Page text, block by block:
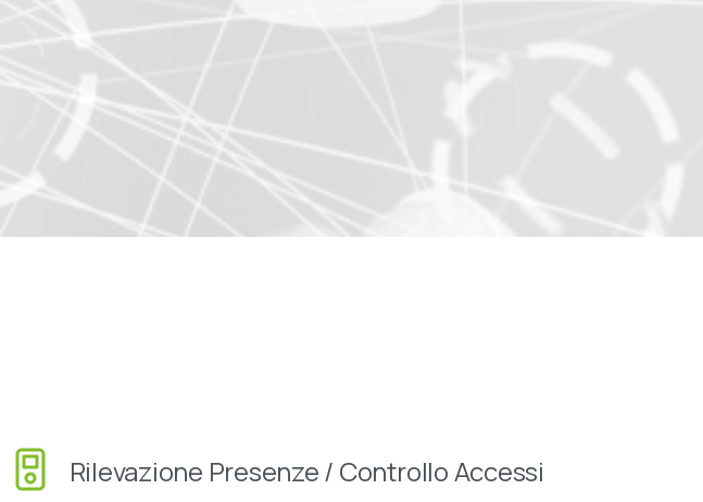
Rilevazione Presenze / Controllo Accessi